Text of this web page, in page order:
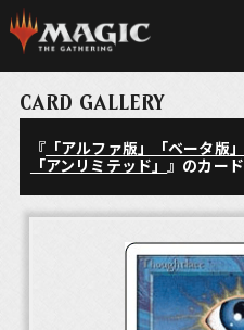
CARD GALLERY
『 「アルファ版」「ベータ版」
「アンリミテッド」』のカード